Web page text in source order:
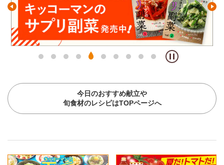
今日のおすすめ献立や
旬食材のレシピはTOPページへ